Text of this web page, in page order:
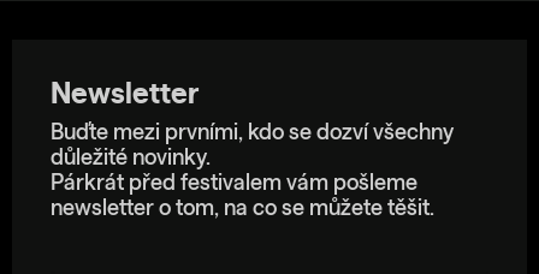
Newsletter
Buďte mezi prvními, kdo se dozví všechny
důležité novinky.
Párkrát před festivalem vám pošleme
newsletter o tom, na co se můžete těšit.